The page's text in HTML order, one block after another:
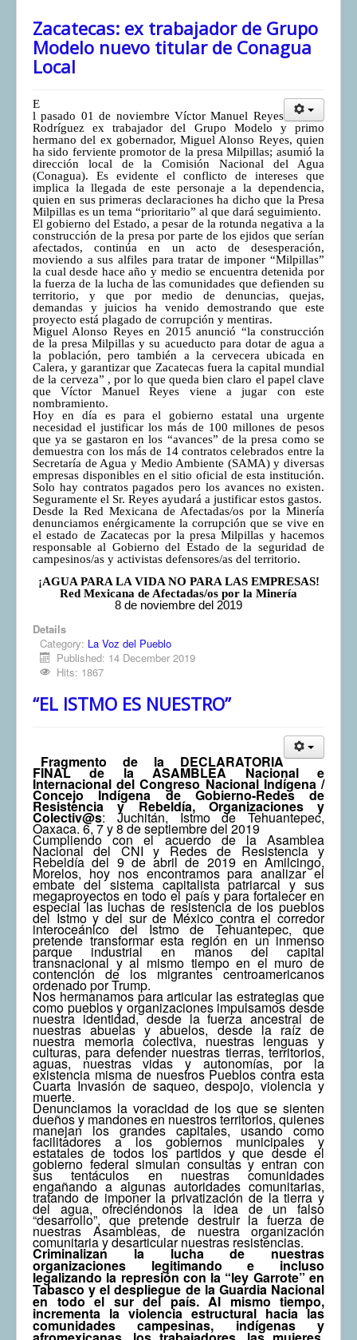
Zacatecas: ex trabajador de Grupo
Modelo nuevo titular de Conagua
Local
E
l pasado 01 de noviembre Víctor Manuel Reyes
Rodríguez ex trabajador del Grupo Modelo y primo
hermano del ex gobernador, Miguel Alonso Reyes, quien
ha sido ferviente promotor de la presa Milpillas; asumió la
dirección local de la Comisión Nacional del Agua
(Conagua). Es evidente el conflicto de intereses que
implica la llegada de este personaje a la dependencia,
quien en sus primeras declaraciones ha dicho que la Presa
Milpillas es un tema “prioritario” al que dará seguimiento.
El gobierno del Estado, a pesar de la rotunda negativa a la
construcción de la presa por parte de los ejidos que serían
afectados, continúa en un acto de desesperación,
moviendo a sus alfiles para tratar de imponer “Milpillas”
la cual desde hace año y medio se encuentra detenida por
la fuerza de la lucha de las comunidades que defienden su
territorio, y que por medio de denuncias, quejas,
demandas y juicios ha venido demostrando que este
proyecto está plagado de corrupción y mentiras.
Miguel Alonso Reyes en 2015 anunció “la construcción
de la presa Milpillas y su acueducto para dotar de agua a
la población, pero también a la cervecera ubicada en
Calera, y garantizar que Zacatecas fuera la capital mundial
de la cerveza” , por lo que queda bien claro el papel clave
que Víctor Manuel Reyes viene a jugar con este
nombramiento.
Hoy en día es para el gobierno estatal una urgente
necesidad el justificar los más de 100 millones de pesos
que ya se gastaron en los “avances” de la presa como se
demuestra con los más de 14 contratos celebrados entre la
Secretaría de Agua y Medio Ambiente (SAMA) y diversas
empresas disponibles en el sitio oficial de esta institución.
Solo hay contratos pagados pero los avances no existen.
Seguramente el Sr. Reyes ayudará a justificar estos gastos.
Desde la Red Mexicana de Afectadas/os por la Minería
denunciamos enérgicamente la corrupción que se vive en
el estado de Zacatecas por la presa Milpillas y hacemos
responsable al Gobierno del Estado de la seguridad de
campesinos/as y activistas defensores/as del territorio.
¡AGUA PARA LA VIDA NO PARA LAS EMPRESAS!
Red Mexicana de Afectadas/os por la Minería
8 de noviembre del 2019
Details
Category: La Voz del Pueblo
Published: 14 December 2019
Hits: 1867
“EL ISTMO ES NUESTRO”
Fragmento de la DECLARATORIA
FINAL de la ASAMBLEA Nacional e
Internacional del Congreso Nacional Indígena /
Concejo Indígena de Gobierno-Redes de
Resistencia y Rebeldía, Organizaciones y
Colectiv@s: Juchitán, Istmo de Tehuantepec,
Oaxaca. 6, 7 y 8 de septiembre del 2019
Cumpliendo con el acuerdo de la Asamblea
Nacional del CNI y Redes de Resistencia y
Rebeldía del 9 de abril de 2019 en Amilcingo,
Morelos, hoy nos encontramos para analizar el
embate del sistema capitalista patriarcal y sus
megaproyectos en todo el país y para fortalecer en
especial las luchas de resistencia de los pueblos
del Istmo y del sur de México contra el corredor
interoceánico del Istmo de Tehuantepec, que
pretende transformar esta región en un inmenso
parque industrial en manos del capital
transnacional y al mismo tiempo en el muro de
contención de los migrantes centroamericanos
ordenado por Trump.
Nos hermanamos para articular las estrategias que
como pueblos y organizaciones impulsamos desde
nuestra identidad, desde la fuerza ancestral de
nuestras abuelas y abuelos, desde la raíz de
nuestra memoria colectiva, nuestras lenguas y
culturas, para defender nuestras tierras, territorios,
aguas, nuestras vidas y autonomías, por la
existencia misma de nuestros Pueblos contra esta
Cuarta Invasión de saqueo, despojo, violencia y
muerte.
Denunciamos la voracidad de los que se sienten
dueños y mandones en nuestros territorios, quienes
manejan los grandes capitales, usando como
facilitadores a los gobiernos municipales y
estatales de todos los partidos y que desde el
gobierno federal simulan consultas y entran con
sus tentáculos en nuestras comunidades
engañando a algunas autoridades comunitarias,
tratando de imponer la privatización de la tierra y
del agua, ofreciéndonos la idea de un falso
“desarrollo”, que pretende destruir la fuerza de
nuestras Asambleas, de nuestra organización
comunitaria y desarticular nuestras resistencias.
Criminalizan la lucha de nuestras
organizaciones legitimando e incluso
legalizando la represión con la “ley Garrote” en
Tabasco y el despliegue de la Guardia Nacional
en todo el sur del país. Al mismo tiempo,
incrementa la violencia estructural hacia las
comunidades campesinas, indígenas y